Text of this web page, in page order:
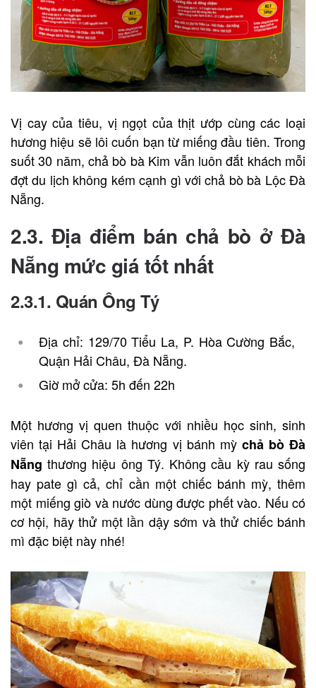
Vị cay của tiêu, vị ngọt của thịt ướp cùng các loại
hương hiệu sẽ lôi cuốn bạn từ miếng đầu tiên. Trong
suốt 30 năm, chả bò bà Kim vẫn luôn đắt khách mỗi
đợt du lịch không kém cạnh gì với chả bò bà Lộc Đà
Nẵng.
2.3. Địa điểm bán chả bò ở Đà
Nẵng mức giá tốt nhất
2.3.1. Quán Ông Tý
Địa chỉ: 129/70 Tiểu La, P. Hòa Cường Bắc,
Quận Hải Châu, Đà Nẵng.
Giờ mở cửa: 5h đến 22h
Một hương vị quen thuộc với nhiều học sinh, sinh
viên tại Hải Châu là hương vị bánh mỳ chả bò Đà
Nẵng thương hiệu ông Tý. Không cầu kỳ rau sống
hay pate gì cả, chỉ cần một chiếc bánh mỳ, thêm
một miếng giò và nước dùng được phết vào. Nếu có
cơ hội, hãy thử một lần dậy sớm và thử chiếc bánh
mì đặc biệt này nhé!